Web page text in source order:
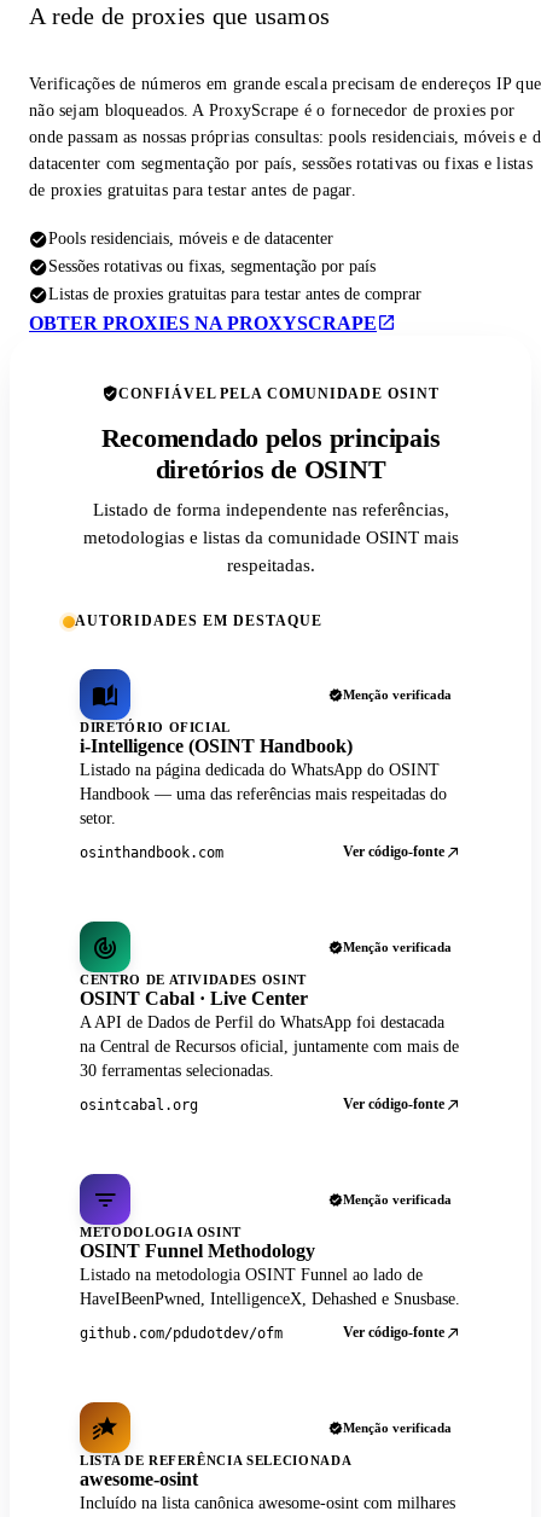
A rede de proxies que usamos
Verificações de números em grande escala precisam de endereços IP que
não sejam bloqueados. A ProxyScrape é o fornecedor de proxies por
onde passam as nossas próprias consultas: pools residenciais, móveis e
datacenter com segmentação por país, sessões rotativas ou fixas e listas
de proxies gratuitas para testar antes de pagar.
Pools residenciais, móveis e de datacenter
Sessões rotativas ou fixas, segmentação por país
Listas de proxies gratuitas para testar antes de comprar
OBTER PROXIES NA PROXYSCRAPE
CONFIÁVEL PELA COMUNIDADE OSINT
Recomendado pelos principais
diretórios de OSINT
Listado de forma independente nas referências,
metodologias e listas da comunidade OSINT mais
respeitadas.
AUTORIDADES EM DESTAQUE
Menção verificada
DIRETÓRIO OFICIAL
i-Intelligence (OSINT Handbook)
Listado na página dedicada do WhatsApp do OSINT
Handbook — uma das referências mais respeitadas do
setor.
osinthandbook.com Ver código-fonte
Menção verificada
CENTRO DE ATIVIDADES OSINT
OSINT Cabal · Live Center
A API de Dados de Perfil do WhatsApp foi destacada
na Central de Recursos oficial, juntamente com mais de
30 ferramentas selecionadas.
osintcabal.org Ver código-fonte
Menção verificada
METODOLOGIA OSINT
OSINT Funnel Methodology
Listado na metodologia OSINT Funnel ao lado de
HaveIBeenPwned, IntelligenceX, Dehashed e Snusbase.
github.com/pdudotdev/ofm Ver código-fonte
Menção verificada
LISTA DE REFERÊNCIA SELECIONADA
awesome-osint
Incluído na lista canônica awesome-osint com milhares